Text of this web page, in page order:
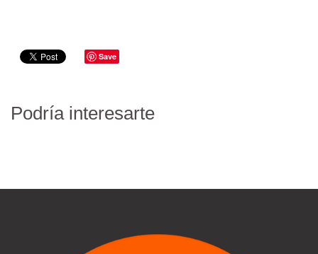
Save
Podría interesarte